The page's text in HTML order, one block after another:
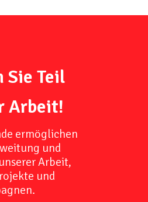
Sie Teil
Arbeit!
ermöglichen
und
Arbeit,
und